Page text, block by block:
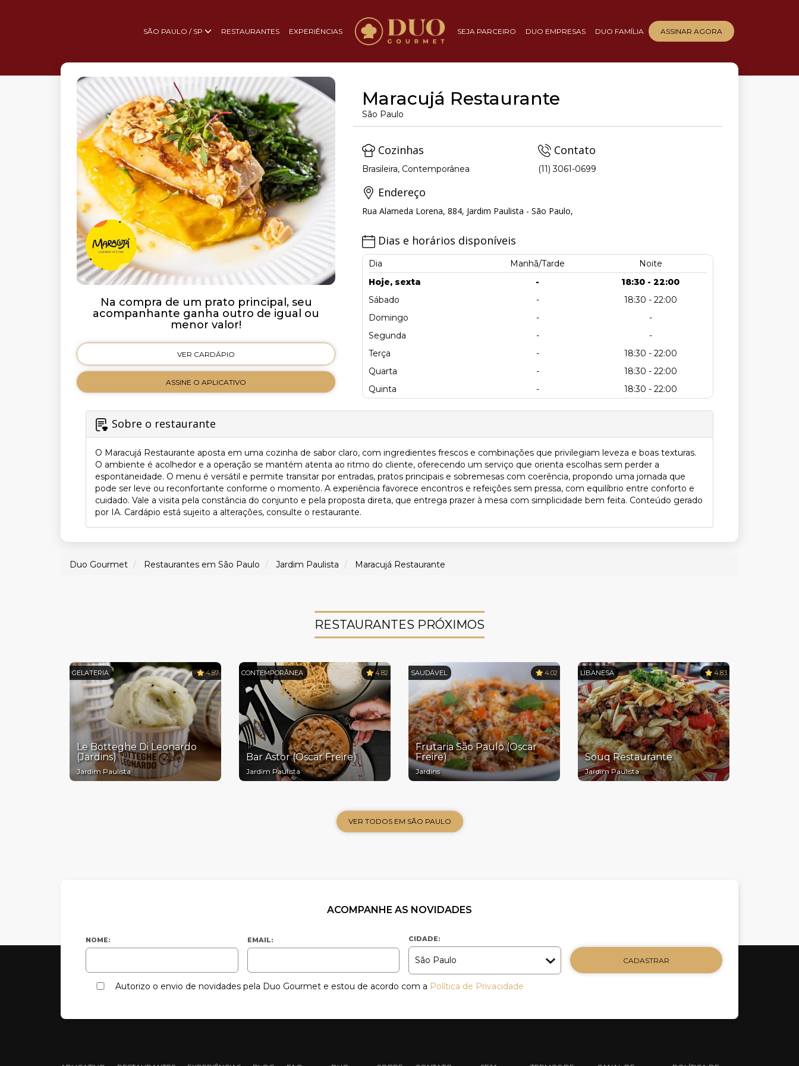
SÃO PAULO / SP RESTAURANTES EXPERIÊNCIAS SEJA PARCEIRO DUO EMPRESAS DUO FAMÍLIA ASSINAR AGORA
Na compra de um prato principal, seu
acompanhante ganha outro de igual ou
menor valor!
VER CARDÁPIO
ASSINE O APLICATIVO
Maracujá Restaurante
São Paulo
Cozinhas
Brasileira, Contemporânea
Contato
(11) 3061-0699
Endereço
Rua Alameda Lorena, 884, Jardim Paulista - São Paulo,
Dias e horários disponíveis
Dia Manhã/Tarde
Noite
Hoje, sexta
-
18:30 - 22:00
Sábado
-
18:30 - 22:00
Domingo
-
-
Segunda
-
-
Terça
-
18:30 - 22:00
Quarta
-
18:30 - 22:00
Quinta
- 18:30 - 22:00
Sobre o restaurante
O Maracujá Restaurante aposta em uma cozinha de sabor claro, com ingredientes frescos e combinações que privilegiam leveza e boas texturas.
O ambiente é acolhedor e a operação se mantém atenta ao ritmo do cliente, oferecendo um serviço que orienta escolhas sem perder a
espontaneidade. O menu é versátil e permite transitar por entradas, pratos principais e sobremesas com coerência, propondo uma jornada que
pode ser leve ou reconfortante conforme o momento. A experiência favorece encontros e refeições sem pressa, com equilíbrio entre conforto e
cuidado. Vale a visita pela constância do conjunto e pela proposta direta, que entrega prazer à mesa com simplicidade bem feita. Conteúdo gerado
por IA. Cardápio está sujeito a alterações, consulte o restaurante.
Duo Gourmet Restaurantes em São Paulo Jardim Paulista Maracujá Restaurante
RESTAURANTES PRÓXIMOS
GELATERIA 4.87
Le Botteghe Di Leonardo
(Jardins)
Jardim Paulista
CONTEMPORÂNEA 4.82
Bar Astor (Oscar Freire)
Jardim Paulista
SAUDÁVEL 4.02
Frutaria São Paulo (Oscar
Freire)
Jardins
LIBANESA 4.83
Souq Restaurante
Jardim Paulista
VER TODOS EM SÃO PAULO
ACOMPANHE AS NOVIDADES
NOME: EMAIL: CIDADE:
CADASTRAR
Autorizo o envio de novidades pela Duo Gourmet e estou de acordo com a Política de Privacidade